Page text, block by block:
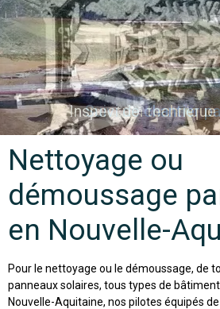
Inspection technique
Nettoyage ou
démoussage
en Nouvelle-
Pour le nettoyage ou le démoussage, de
panneaux solaires, tous types de
Nouvelle-Aquitaine, nos pilotes équipés